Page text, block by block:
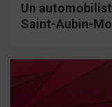
Un
Saint-Aubin-